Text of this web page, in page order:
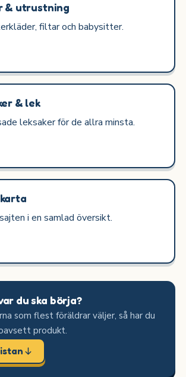
& utrustning
filtar och babysitter.
& lek
leksaker för de allra minsta.
i en samlad översikt.
du ska börja?
som flest föräldrar väljer, så har du
produkt.